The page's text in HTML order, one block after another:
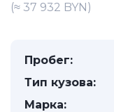
(≈ 37 932 BYN)
Пробег:
Тип кузова:
Марка: